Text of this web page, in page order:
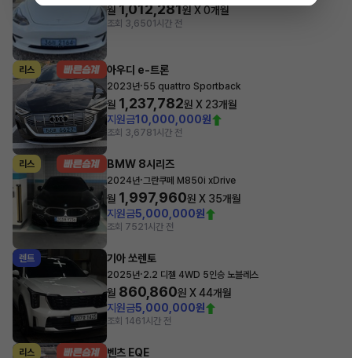
월 1,012,281원 X0개월
조회 3,6501시간 전
리스 아우디 e-트론
2023년·55 quattro Sportback
월 1,237,782원 X 23개월
지원금10,000,000원
조회 3,6781시간 전
리스 BMW 8시리즈
2024년·그란쿠페 M850i xDrive
월 1,997,960원 X 35개월
지원금5,000,000원
조회 7521시간 전
렌트 기아 쏘렌토
2025년·2.2 디젤 4WD 5인승 노블레스
월 860,860원 X44개월
지원금5,000,000원
조회 1461시간 전
리스 벤츠 EQE